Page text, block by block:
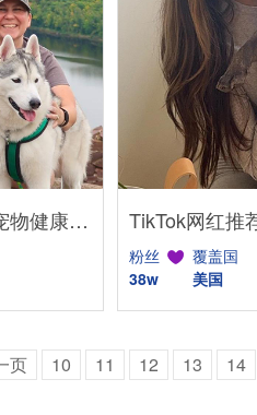
YouTube网红推荐:美国宠物健康护理博主适合带货宠物用品
粉丝
38w
覆盖国
美国
页 10 11 12 13 14